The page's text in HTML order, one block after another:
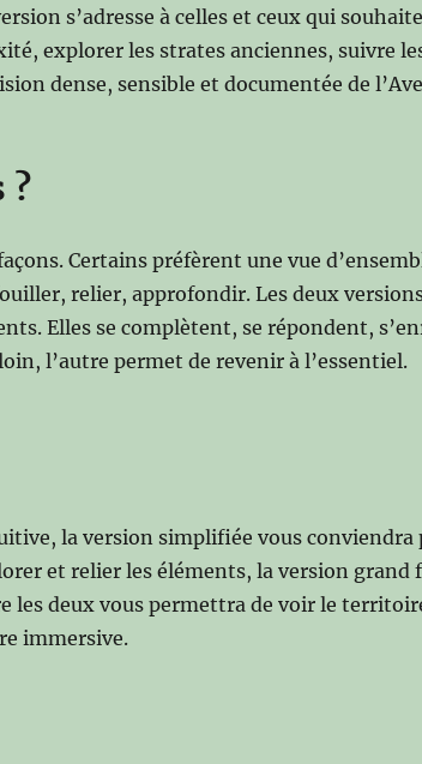
s’adresse à celles et ceux qui
explorer les strates anciennes, suivre
dense, sensible et documentée de
?
Certains préfèrent une vue
relier, approfondir. Les deux
Elles se complètent, se répondent,
l’autre permet de revenir à l’essentiel.
la version simplifiée vous
et relier les éléments, la version grand
les deux vous permettra de voir le
immersive.